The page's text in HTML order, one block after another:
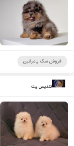
فروش سگ پامرانین
تندیس پت